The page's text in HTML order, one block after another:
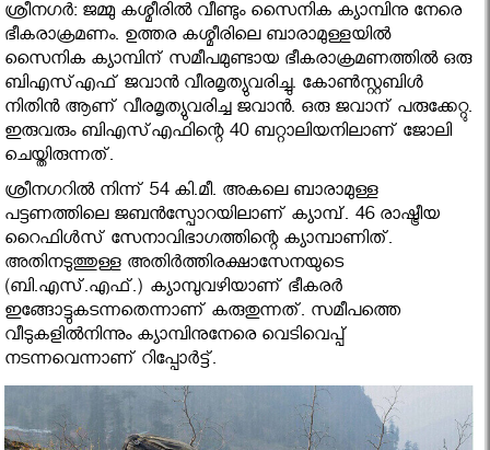
ശ്രീനഗര്‍: ജമ്മു കശ്മീരില്‍ വീണ്ടും സൈനിക ക്യാമ്പിനു നേരെ
ഭീകരാക്രമണം. ഉത്തര കശ്മീരിലെ ബാരാമുള്ളയില്‍
സൈനിക ക്യാമ്പിന് സമീപമുണ്ടായ ഭീകരാക്രമണത്തില്‍ ഒരു
ബിഎസ്എഫ് ജവാന്‍ വീരമൃത്യുവരിച്ചു. കോണ്‍സ്റ്റബിള്‍
നിതിന്‍ ആണ് വീരമൃത്യുവരിച്ച ജവാന്‍. ഒരു ജവാന് പരുക്കേറ്റു.
ഇരുവരും ബിഎസ്എഫിന്റെ 40 ബറ്റാലിയനിലാണ് ജോലി
ചെയ്തിരുന്നത്.
ശ്രീനഗറില്‍ നിന്ന് 54 കി.മീ. അകലെ ബാരാമുള്ള
പട്ടണത്തിലെ ജബന്‍സ്പോറയിലാണ് ക്യാമ്പ്. 46 രാഷ്ട്രീയ
റൈഫിള്‍സ് സേനാവിഭാഗത്തിന്റെ ക്യാമ്പാണിത്.
അതിനടുത്തുള്ള അതിര്‍ത്തിരക്ഷാസേനയുടെ
(ബി.എസ്.എഫ്.) ക്യാമ്പുവഴിയാണ് ഭീകരര്‍
ഇങ്ങോട്ടുകടന്നതെന്നാണ് കരുതുന്നത്. സമീപത്തെ
വീടുകളില്‍നിന്നും ക്യാമ്പിനുനേരെ വെടിവെപ്പ്
നടന്നവെന്നാണ് റിപ്പോര്‍ട്ട്.